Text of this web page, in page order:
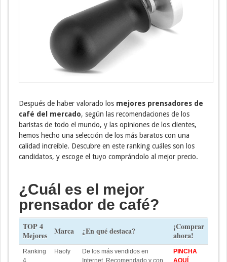
Después de haber valorado los mejores prensadores de
café del mercado, según las recomendaciones de los
baristas de todo el mundo, y las opiniones de los clientes,
hemos hecho una selección de los más baratos con una
calidad increíble. Descubre en este ranking cuáles son los
candidatos, y escoge el tuyo comprándolo al mejor precio.
¿Cuál es el mejor
prensador de café?
TOP 4
Mejores
Marca ¿En qué destaca?
¡Comprar
ahora!
Ranking
Haofy
De los más vendidos en
PINCHA